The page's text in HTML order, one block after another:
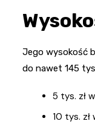
Jego wysokość
do nawet 145
5 tys. zł
10 tys.